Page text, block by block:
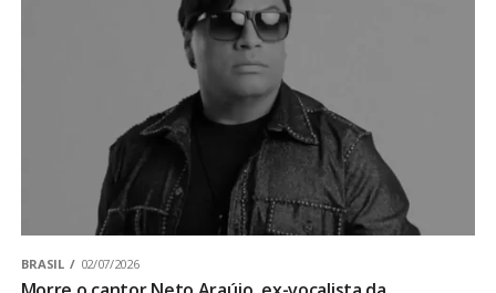
BRASIL 02/07/2026